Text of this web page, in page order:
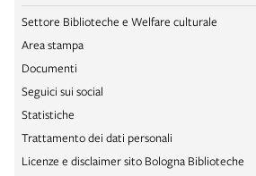
Settore Biblioteche e Welfare culturale
Area stampa
Documenti
Seguici sui social
Statistiche
Trattamento dei dati personali
Licenze e disclaimer sito Bologna Biblioteche